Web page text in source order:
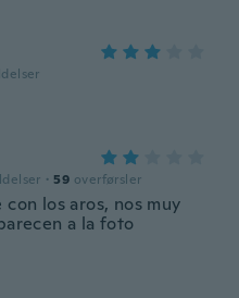
· 59 overførsler
los aros, nos muy
a la foto